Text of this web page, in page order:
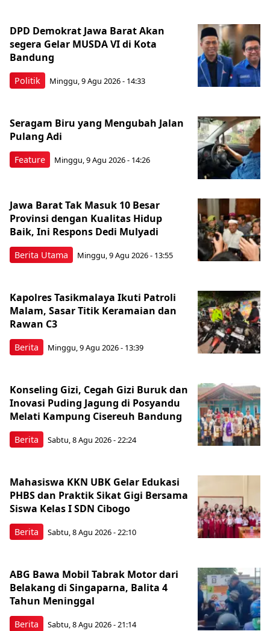
Politik
DPD Demokrat Jawa Barat Akan
segera Gelar MUSDA VI di Kota
Bandung
Minggu, 9 Agu 2026 - 14:33
Feature
Seragam Biru yang Mengubah Jalan
Pulang Adi
Minggu, 9 Agu 2026 - 14:26
Berita Utama
Jawa Barat Tak Masuk 10 Besar
Provinsi dengan Kualitas Hidup
Baik, Ini Respons Dedi Mulyadi
Minggu, 9 Agu 2026 - 13:55
Berita
Kapolres Tasikmalaya Ikuti Patroli
Malam, Sasar Titik Keramaian dan
Rawan C3
Minggu, 9 Agu 2026 - 13:39
Berita
Konseling Gizi, Cegah Gizi Buruk dan
Inovasi Puding Jagung di Posyandu
Melati Kampung Cisereuh Bandung
Sabtu, 8 Agu 2026 - 22:24
Berita
Mahasiswa KKN UBK Gelar Edukasi
PHBS dan Praktik Sikat Gigi Bersama
Siswa Kelas I SDN Cibogo
Sabtu, 8 Agu 2026 - 22:10
Berita
ABG Bawa Mobil Tabrak Motor dari
Belakang di Singaparna, Balita 4
Tahun Meninggal
Sabtu, 8 Agu 2026 - 21:14